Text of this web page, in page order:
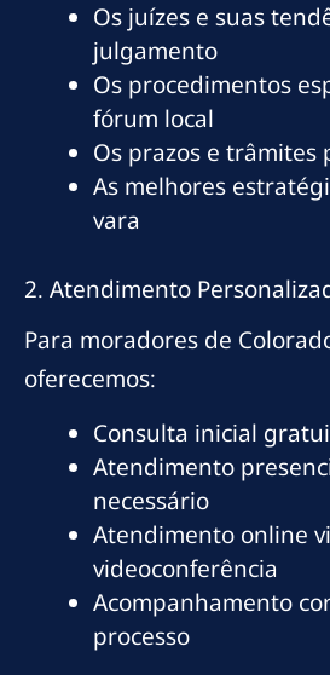
Os juízes e suas
julgamento
Os procedimentos
fórum local
Os prazos e trâmites
As melhores
vara
2. Atendimento
Para moradores de
oferecemos:
Consulta inicial
Atendimento
necessário
Atendimento online
videoconferência
Acompanhamento
processo